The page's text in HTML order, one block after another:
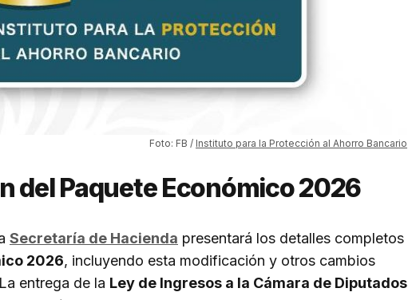
Foto: FB / Instituto para la Protección al Ahorro Bancario
del Paquete Económico 2026
Secretaría de Hacienda presentará los detalles completos
2026, incluyendo esta modificación y otros cambios
entrega de la Ley de Ingresos a la Cámara de Diputados